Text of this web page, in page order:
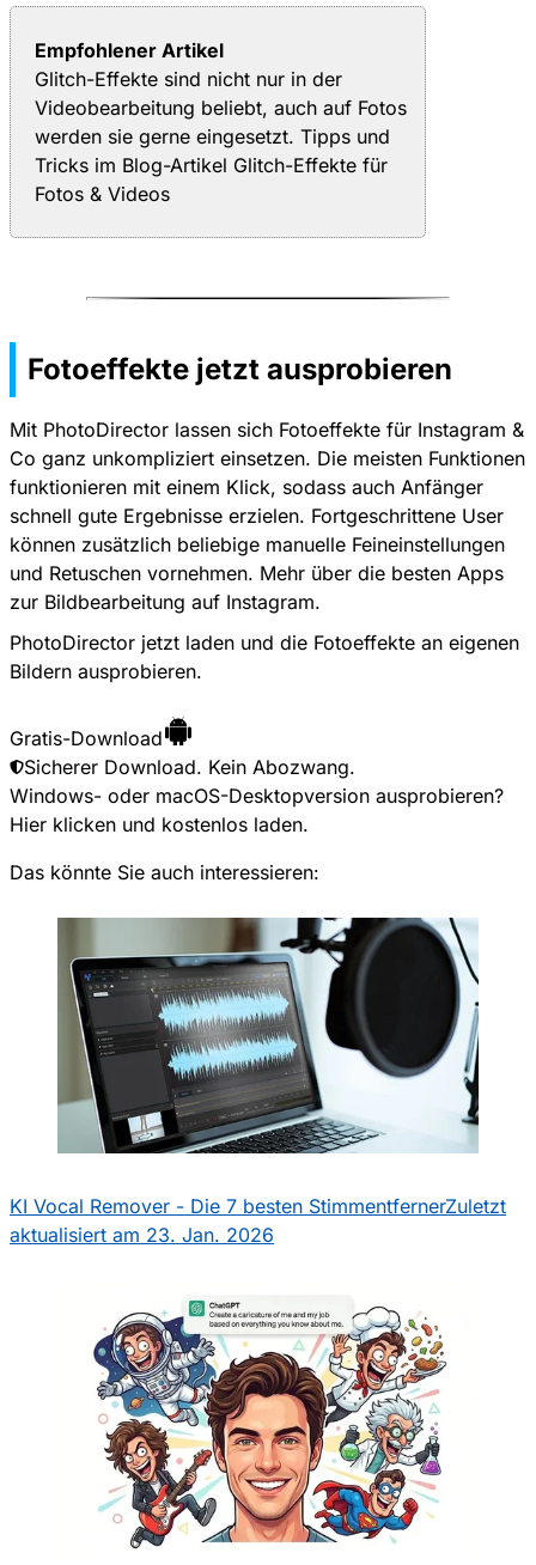
Empfohlener Artikel
Glitch-Effekte sind nicht nur in der
Videobearbeitung beliebt, auch auf Fotos
werden sie gerne eingesetzt. Tipps und
Tricks im Blog-Artikel Glitch-Effekte für
Fotos & Videos
Fotoeffekte jetzt ausprobieren
Mit PhotoDirector lassen sich Fotoeffekte für Instagram &
Co ganz unkompliziert einsetzen. Die meisten Funktionen
funktionieren mit einem Klick, sodass auch Anfänger
schnell gute Ergebnisse erzielen. Fortgeschrittene User
können zusätzlich beliebige manuelle Feineinstellungen
und Retuschen vornehmen. Mehr über die besten Apps
zur Bildbearbeitung auf Instagram.
PhotoDirector jetzt laden und die Fotoeffekte an eigenen
Bildern ausprobieren.
Gratis-Download
Sicherer Download. Kein Abozwang.
Windows- oder macOS-Desktopversion ausprobieren?
Hier klicken und kostenlos laden.
Das könnte Sie auch interessieren:
KI Vocal Remover - Die 7 besten StimmentfernerZuletzt
aktualisiert am 23. Jan. 2026